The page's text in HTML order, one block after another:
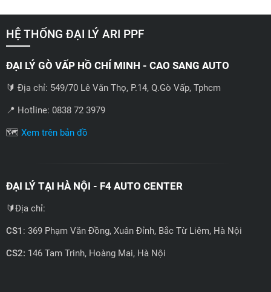
HỆ THỐNG ĐẠI LÝ ARI PPF
ĐẠI LÝ GÒ VẤP HỒ CHÍ MINH - CAO SANG AUTO
🔰 Địa chỉ: 549/70 Lê Văn Thọ, P.14, Q.Gò Vấp, Tphcm
📍 Hotline: 0838 72 3979
🗺️ Xem trên bản đồ
ĐẠI LÝ TẠI HÀ NỘI - F4 AUTO CENTER
🔰Địa chỉ:
CS1 : 369 Phạm Văn Đồng, Xuân Đỉnh, Bắc Từ Liêm, Hà Nội
CS2: 146 Tam Trinh, Hoàng Mai, Hà Nội